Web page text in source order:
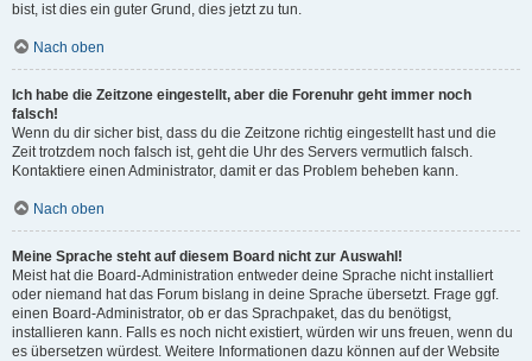
bist, ist dies ein guter Grund, dies jetzt zu tun.
Nach oben
Ich habe die Zeitzone eingestellt, aber die Forenuhr geht immer noch
falsch!
Wenn du dir sicher bist, dass du die Zeitzone richtig eingestellt hast und die
Zeit trotzdem noch falsch ist, geht die Uhr des Servers vermutlich falsch.
Kontaktiere einen Administrator, damit er das Problem beheben kann.
Nach oben
Meine Sprache steht auf diesem Board nicht zur Auswahl!
Meist hat die Board-Administration entweder deine Sprache nicht installiert
oder niemand hat das Forum bislang in deine Sprache übersetzt. Frage ggf.
einen Board-Administrator, ob er das Sprachpaket, das du benötigst,
installieren kann. Falls es noch nicht existiert, würden wir uns freuen, wenn du
es übersetzen würdest. Weitere Informationen dazu können auf der Website